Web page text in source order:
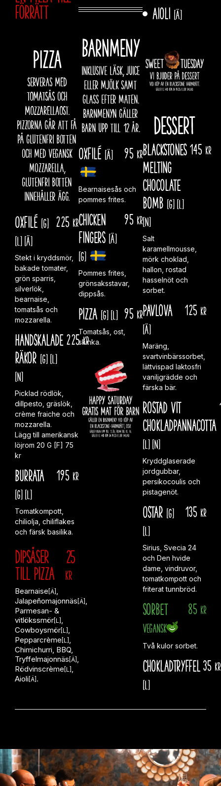
förrätt
PIZZA
Serveras MED
TOMATSÅS och
MOZZARELLAOST.
Pizzorna går att få
på glutenfri botten
och med vegansk
mozzarella,
glutenfri botten
innehåller ägg.
Oxfilé [G]
[L] [Ä]
225 kr
Stekt i kryddsmör,
bakade tomater,
grön sparris,
silverlök,
bearnaise,
tomatsås och
mozzarella.
Handskalade
räkor [G] [L]
[N]
225kr
Picklad rödlök,
dillpesto, gräslök,
crème fraiche och
mozzarella.
Lägg till amerikansk
löjrom 20 G [F] 75
kr
Burrata
[G] [L]
195 kr
Tomatkompott,
chiliolja, chiliflakes
och färsk basilika.
DIPSÅSER
till PIZZA
25
KR
Bearnaise [Ä] ,
Jalapeñomajonnäs [Ä] ,
Parmesan- &
vitlökssmör [L] ,
Cowboysmör [L] ,
Pepparcrème [L] ,
Chimichurri, BBQ,
Tryffelmajonnäs [Ä] ,
Rödvinscrème [L] ,
Aioli [Ä] .
Barnmeny
Inklusive läsk, juice
eller mjölk samt
glass efter maten.
Barnmenyn gäller
barn upp till 12 år.
Oxfilé [Ä] 95 kr
Bearnaisesås och
pommes frites.
Chicken
fingers [Ä]
[G]
95 kr
Pommes frites,
grönsaksstavar,
dippsås.
PIZZA [G] [L] 95 kr
Tomatsås, ost,
skinka.
Aioli [Ä]
Dessert
Blackstones
melting
chocolate
bomb [G] [L]
[N]
145 kr
Salt
karamellmousse,
mörk choklad,
hallon, rostad
hasselnöt och
sorbet.
Pavlova
[Ä]
125 kr
Maräng,
svartvinbärssorbet,
lättvispad laktosfri
vaniljgrädde och
färska bär.
Rostad vit
chokladpannacotta
[L] [N]
Kryddglaserade
jordgubbar,
persikocoulis och
pistagenöt.
Ostar [G]
[L]
135 kr
Sirius, Svecia 24
och Den hvide
dame, vindruvor,
tomatkompott och
friterat tunnbröd.
Sorbet
Vegansk
85 kr
Två kulor sorbet.
Chokladtryffel
[L]
35 kr